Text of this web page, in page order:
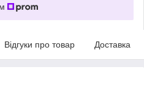
Відгуки про товар Доставка